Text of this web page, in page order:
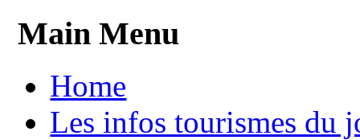
Main Menu
Home
Les infos tourismes du